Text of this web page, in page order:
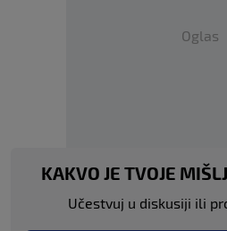
Oglas
KAKVO JE TVOJE
Učestvuj u diskusiji ili